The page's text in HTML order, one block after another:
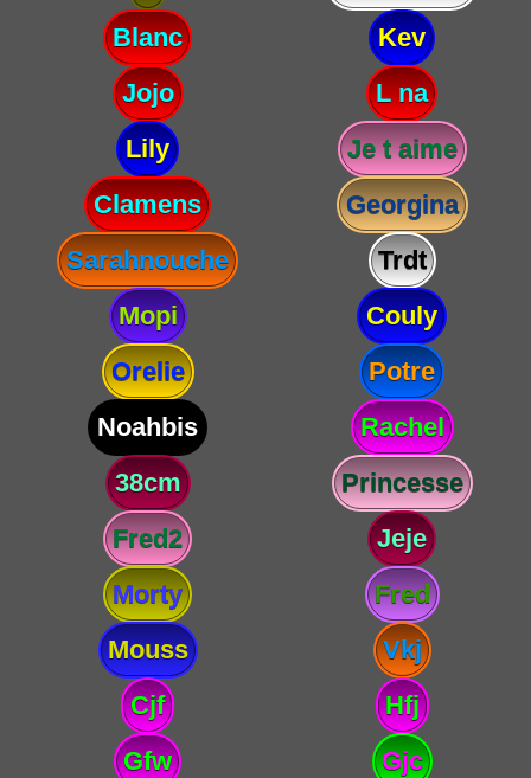
Blanc
Kev
Jojo
L na
Lily
Je t aime
Clamens
Georgina
Sarahnouche
Trdt
Mopi
Couly
Orelie
Potre
Noahbis
Rachel
38cm
Princesse
Fred2
Jeje
Morty
Fred
Mouss
Vkj
Cjf
Hfj
Gfw
Gjc